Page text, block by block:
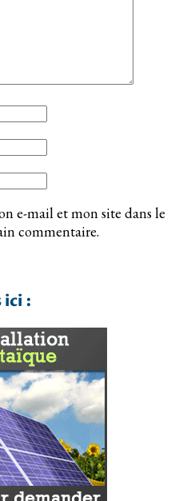
e-mail et mon site dans le
commentaire.
ici :